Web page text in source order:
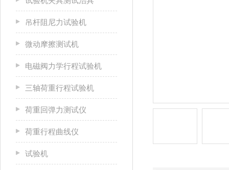
吊杆阻尼力试验机
微动摩擦测试机
电磁阀力学行程试验机
三轴荷重行程试验机
荷重回弹力测试仪
荷重行程曲线仪
试验机